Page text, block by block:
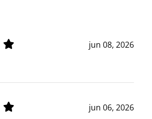
jun 08, 2026
jun 06, 2026